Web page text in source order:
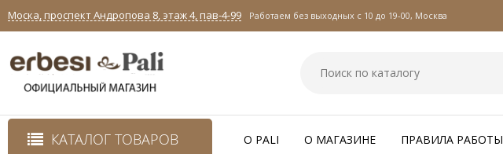
Моска, проспект Андропова 8, этаж 4, пав-4-99 Работаем без выходных с 10 до 19-00, Москва
КАТАЛОГ ТОВАРОВ O PALI О МАГАЗИНЕ ПРАВИЛА РАБОТЫ